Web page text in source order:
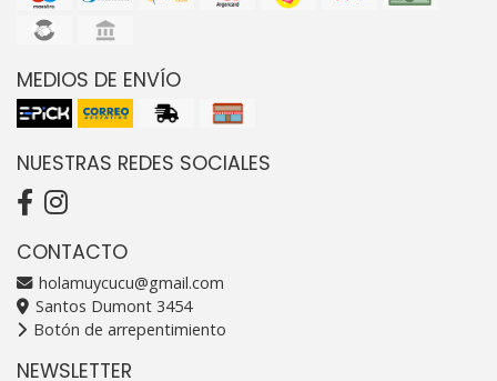
MEDIOS DE ENVÍO
NUESTRAS REDES SOCIALES
CONTACTO
holamuycucu@gmail.com
Santos Dumont 3454
Botón de arrepentimiento
NEWSLETTER